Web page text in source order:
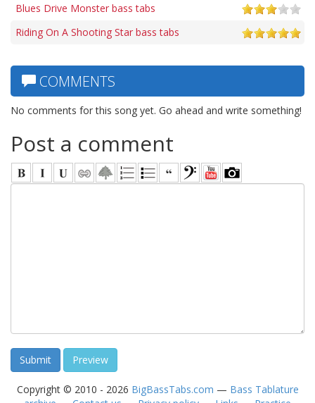
Blues Drive Monster bass tabs
Riding On A Shooting Star bass tabs
COMMENTS
No comments for this song yet. Go ahead and write something!
Post a comment
Copyright © 2010 - 2026 BigBassTabs.com — Bass Tablature